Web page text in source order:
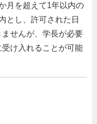
月を超えて1年以内の
とし、許可された日
せんが、学長が必要
け入れることが可能